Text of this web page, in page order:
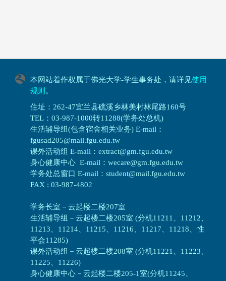
本网站着作权属于佛光大学-学生事务处，请详见使用
规则 。
住址：262-47宜兰县礁溪乡林美村林尾路160号
TEL：03-987-1000转11288(学务处总机)
生活辅导组(包含宿舍相关业务) E-mail：
fgusad205@mail.fgu.edu.tw
课外活动组 E-mail：extract@gm.fgu.edu.tw
身心健康中心 E-mail：wecare@gm.fgu.edu.tw
学务处总窗口 E-mail：student@mail.fgu.edu.tw
FAX : 03-987-4802
学务长室－云起楼二楼207室
生活辅导组 － 云起楼二楼205室 (分机11211、11212、
11213、11214、11215、11216、11217、11218、性
平会11285)
课外活动组 － 云起楼二楼208室 (分机11221、11223、
11225、11226)
身心健康中心 － 云起楼二楼205-1室(分机11245、